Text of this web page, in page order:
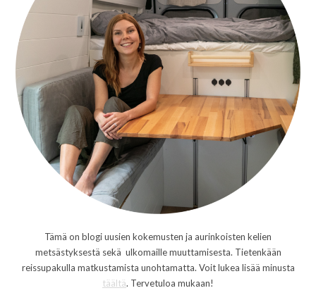
Tämä on blogi uusien kokemusten ja aurinkoisten kelien
metsästyksestä sekä ulkomaille muuttamisesta. Tietenkään
reissupakulla matkustamista unohtamatta. Voit lukea lisää minusta
täältä. Tervetuloa mukaan!